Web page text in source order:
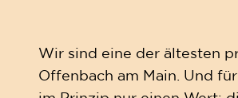
Wir sind eine der ältesten
Offenbach am Main. Und